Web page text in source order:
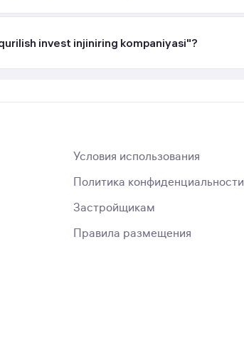
invest injiniring kompaniyasi"?
Условия использования
Политика конфиденциальности
Застройщикам
Правила размещения